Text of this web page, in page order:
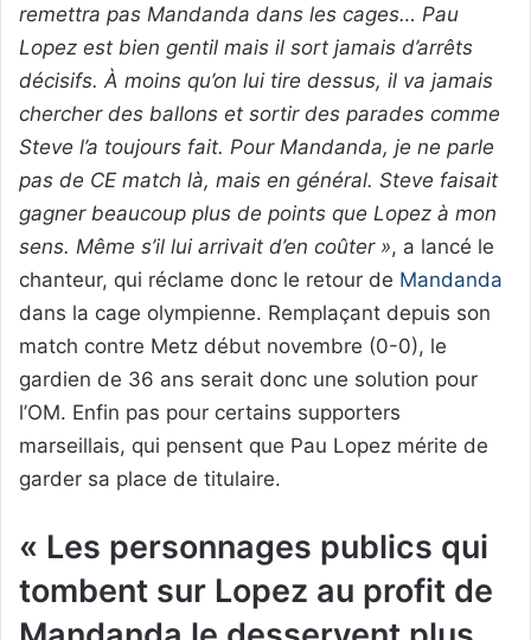
remettra pas Mandanda dans les cages… Pau
Lopez est bien gentil mais il sort jamais d’arrêts
décisifs. À moins qu’on lui tire dessus, il va jamais
chercher des ballons et sortir des parades comme
Steve l’a toujours fait. Pour Mandanda, je ne parle
pas de CE match là, mais en général. Steve faisait
gagner beaucoup plus de points que Lopez à mon
sens. Même s’il lui arrivait d’en coûter », a lancé le
chanteur, qui réclame donc le retour de Mandanda
dans la cage olympienne. Remplaçant depuis son
match contre Metz début novembre (0-0), le
gardien de 36 ans serait donc une solution pour
l’OM. Enfin pas pour certains supporters
marseillais, qui pensent que Pau Lopez mérite de
garder sa place de titulaire.
« Les personnages publics qui
tombent sur Lopez au profit de